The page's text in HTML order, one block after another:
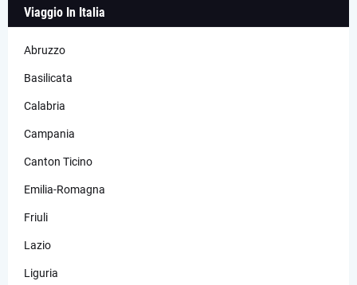
Viaggio In Italia
Abruzzo
Basilicata
Calabria
Campania
Canton Ticino
Emilia-Romagna
Friuli
Lazio
Liguria